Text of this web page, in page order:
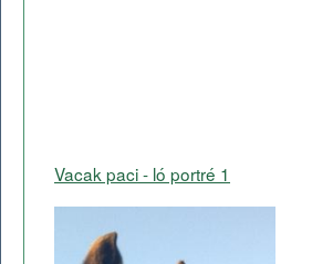
Vacak paci - ló portré 1